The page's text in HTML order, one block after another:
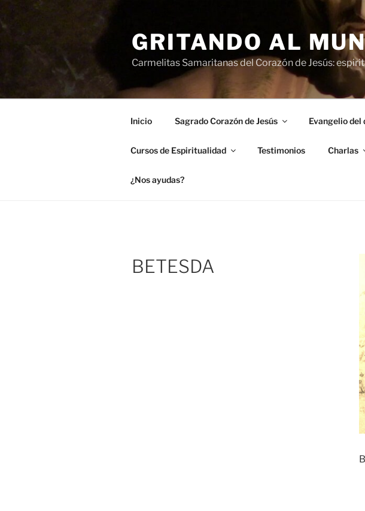
contenido
GRITANDO AL
Carmelitas Samaritanas del Corazón de Jesús:
Inicio Sagrado Corazón de Jesús Evangelio del
Cursos de Espiritualidad Testimonios Charlas
¿Nos ayudas?
BETESDA